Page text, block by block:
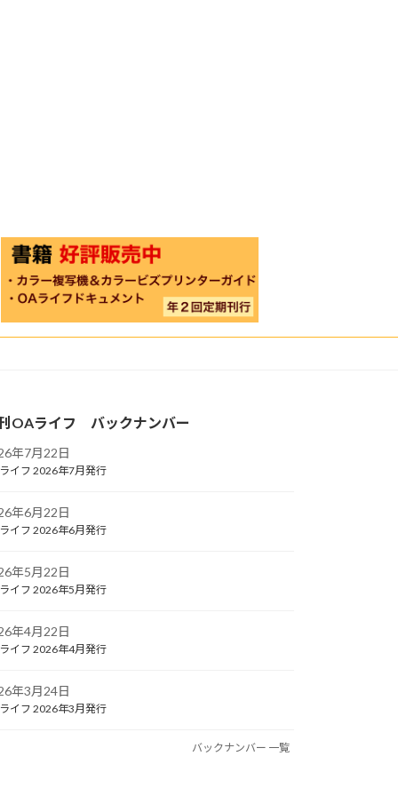
OAライフ バックナンバー
年7月22日
イフ 2026年7月発行
年6月22日
イフ 2026年6月発行
年5月22日
イフ 2026年5月発行
年4月22日
イフ 2026年4月発行
年3月24日
イフ 2026年3月発行
バックナンバー 一覧